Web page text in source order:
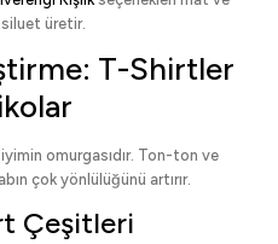
üretir.
T-Shirtler
omurgasıdır. Ton-ton ve
çok yönlülüğünü artırır.
Çeşitleri